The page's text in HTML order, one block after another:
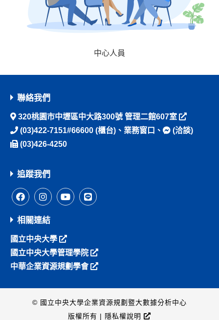
中心人員
聯絡我們
320桃園市中壢區中大路300號 管理二館607室
(03)422-7151#66600 (櫃台)、 業務窗口 、
(洽談)
(03)426-4250
追蹤我們
相關連結
國立中央大學
國立中央大學管理學院
中華企業資源規劃學會
© 國立中央大學企業資源規劃暨大數據分析中心
版權所有 | 隱私權說明